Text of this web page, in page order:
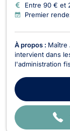
Entre 90 € et
Premier
À propos : Maître
intervient dans
l'administration
les domaines de
les questions de